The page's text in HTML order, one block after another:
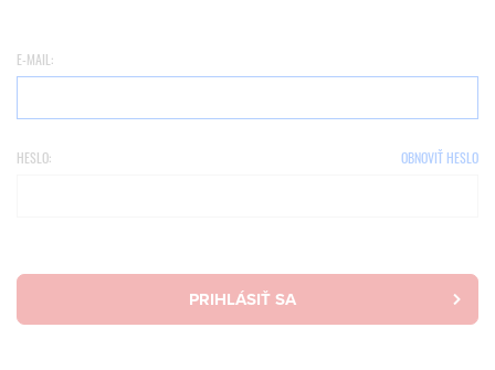
E-MAIL:
HESLO: OBNOVIŤ HESLO
PRIHLÁSIŤ SA